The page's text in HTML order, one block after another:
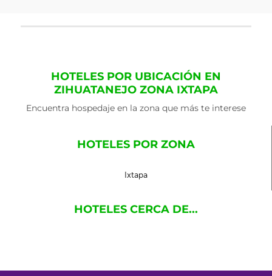
HOTELES POR UBICACIÓN EN
ZIHUATANEJO ZONA IXTAPA
Encuentra hospedaje en la zona que más te interese
HOTELES POR ZONA
Ixtapa
HOTELES CERCA DE...